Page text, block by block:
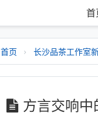
首
首页 长沙品茶工作室
方言交响中